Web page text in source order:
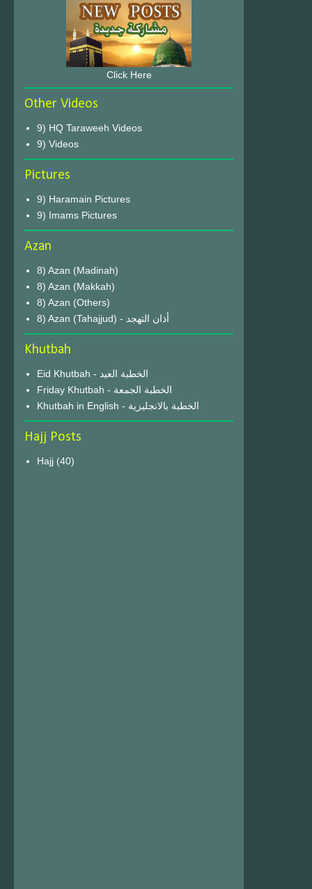
Click Here
Other Videos
9) HQ Taraweeh Videos
9) Videos
Pictures
9) Haramain Pictures
9) Imams Pictures
Azan
8) Azan (Madinah)
8) Azan (Makkah)
8) Azan (Others)
8) Azan (Tahajjud) - أذان التهجد
Khutbah
Eid Khutbah - الخطبة العيد
Friday Khutbah - الخطبة الجمعة
Khutbah in English - الخطبة بالانجليزية
Hajj Posts
Hajj (40)